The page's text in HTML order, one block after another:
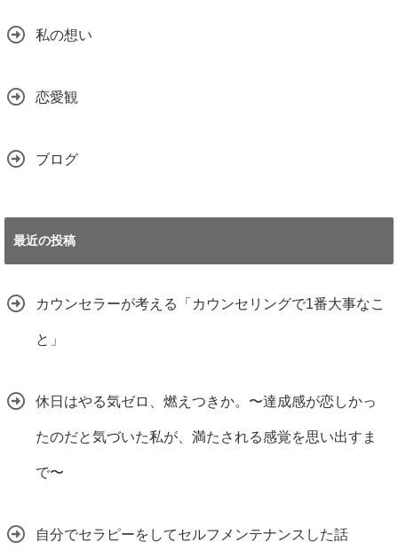
私の想い
恋愛観
ブログ
最近の投稿
カウンセラーが考える「カウンセリングで1番大事なこ
と」
休日はやる気ゼロ、燃えつきか。〜達成感が恋しかっ
たのだと気づいた私が、満たされる感覚を思い出すま
で〜
自分でセラピーをしてセルフメンテナンスした話